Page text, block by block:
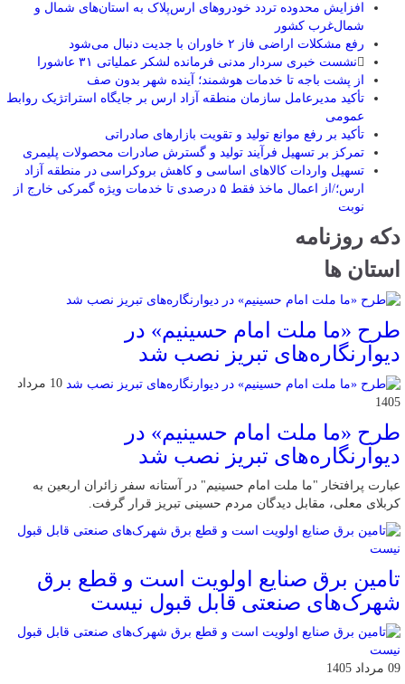
افزایش محدوده تردد خودروهای ارس‌پلاک به استان‌های شمال و
شمال‌غرب کشور
رفع مشکلات اراضی فاز ۲ خاوران با جدیت دنبال می‌شود
نشست خبری سردار مدنی فرمانده لشکر عملیاتی ۳۱ عاشورا
از پشت باجه تا خدمات هوشمند؛ آینده شهر بدون صف
تأکید مدیرعامل سازمان منطقه آزاد ارس بر جایگاه استراتژیک روابط
عمومی
تأکید بر رفع موانع تولید و تقویت بازارهای صادراتی
تمرکز بر تسهیل فرآیند تولید و گسترش صادرات محصولات پلیمری
تسهیل واردات کالاهای اساسی و کاهش بروکراسی در منطقه آزاد
ارس؛/از اعمال ماخذ فقط ۵ درصدی تا خدمات ویژه گمرکی خارج از
نوبت
دکه روزنامه
استان ها
طرح «ما ملت امام حسینیم» در
دیوارنگاره‌های تبریز نصب شد
10 مرداد
1405
طرح «ما ملت امام حسینیم» در
دیوارنگاره‌های تبریز نصب شد
عبارت پرافتخار "ما ملت امام حسینیم" در آستانه سفر زائران اربعین به
کربلای معلی، مقابل دیدگان مردم حسینی تبریز قرار گرفت.
تامین برق صنایع اولویت است و قطع برق
شهرک‌های صنعتی قابل قبول نیست
09 مرداد 1405